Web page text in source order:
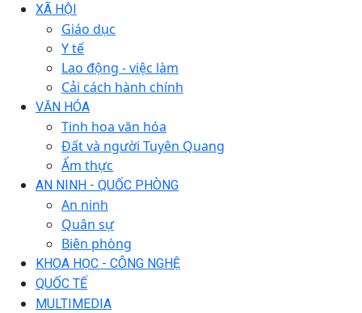
XÃ HỘI
Giáo dục
Y tế
Lao động - việc làm
Cải cách hành chính
VĂN HÓA
Tinh hoa văn hóa
Đất và người Tuyên Quang
Ẩm thực
AN NINH - QUỐC PHÒNG
An ninh
Quân sự
Biên phòng
KHOA HỌC - CÔNG NGHỆ
QUỐC TẾ
MULTIMEDIA